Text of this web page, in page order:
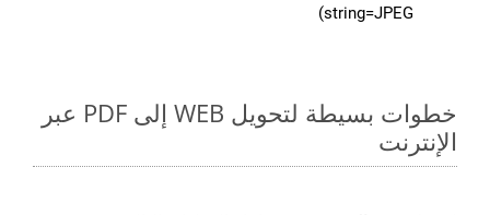
string=JPEG)
خطوات بسيطة لتحويل WEB إلى PDF عبر
الإنترنت